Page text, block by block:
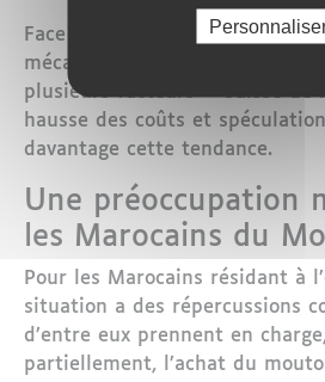
Face à une offre limitée, les
mécaniquement. Cette année,
plusieurs facteurs — baisse de
hausse des coûts et
davantage cette tendance.
Une préoccupation
les Marocains du
Pour les Marocains résidant à
situation a des répercussions
d’entre eux prennent en
partiellement, l’achat du